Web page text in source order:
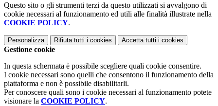
Questo sito o gli strumenti terzi da questo utilizzati si avvalgono di
cookie necessari al funzionamento ed utili alle finalità illustrate nella
COOKIE POLICY.
Personalizza Rifiuta tutti i cookies Accetta tutti i cookies
Gestione cookie
In questa schermata è possibile scegliere quali cookie consentire.
I cookie necessari sono quelli che consentono il funzionamento della
piattaforma e non è possibile disabilitarli.
Per conoscere quali sono i cookie necessari al funzionamento potete
visionare la COOKIE POLICY.